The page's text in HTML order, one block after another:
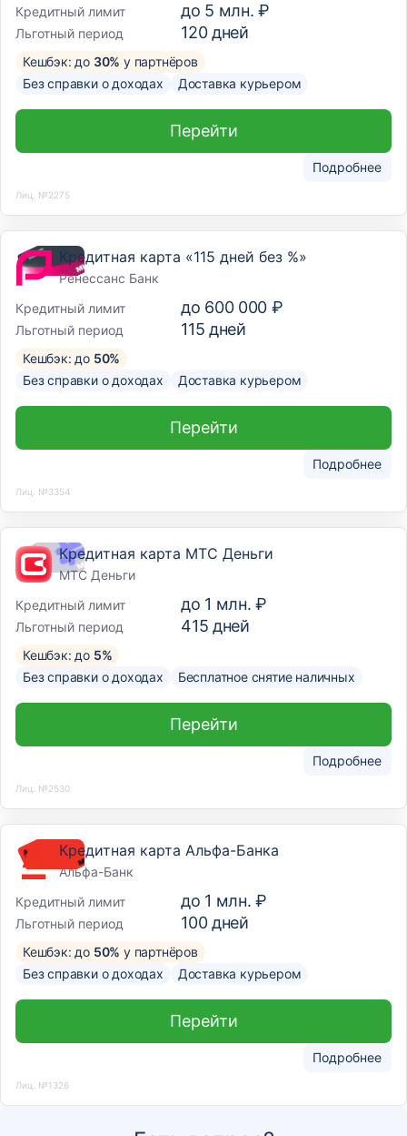
Кредитный лимит
до 5 млн. ₽
Льготный период 120дней
Кешбэк: до 30% у партнёров
Без справки о доходах
Доставка курьером
Подробнее
Перейти
Лиц. №2275
Кредитная карта «115 дней без %»
Ренессанс Банк
Кредитный лимит
до 600 000 ₽
Льготный период 115 дней
Кешбэк: до 50%
Без справки о доходах
Доставка курьером
Подробнее
Перейти
Лиц. №3354
Кредитная карта МТС Деньги
МТС Деньги
Кредитный лимит
до 1 млн. ₽
Льготный период 415 дней
Кешбэк: до 5%
Без справки о доходах
Бесплатное снятие наличных
Подробнее
Перейти
Лиц. №2530
Кредитная карта Альфа-Банка
Альфа-Банк
Кредитный лимит
до 1 млн. ₽
Льготный период 100дней
Кешбэк: до 50% у партнёров
Без справки о доходах
Доставка курьером
Подробнее
Перейти
Лиц. №1326